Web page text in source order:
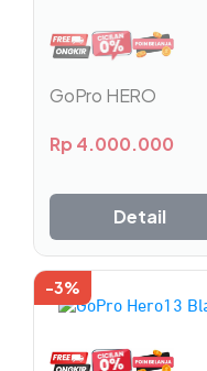
GoPro HERO
Rp 4.000.000
Detail
-3%